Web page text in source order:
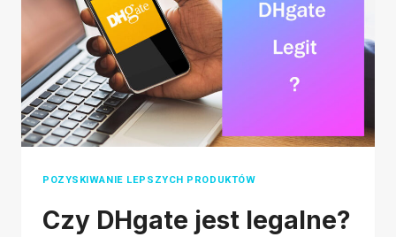
NIŻ
ALIEXPRESS?
POZYSKIWANIE LEPSZYCH PRODUKTÓW
Czy DHgate jest legalne?